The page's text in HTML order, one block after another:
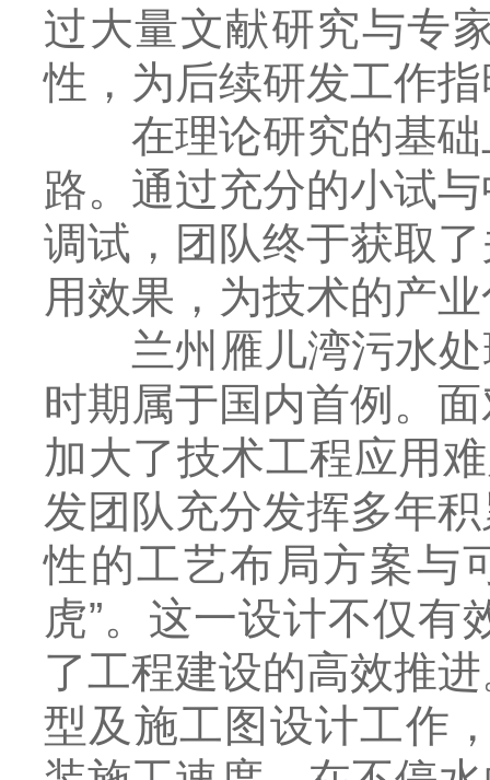
过大量文献研究与专
性，为后续研发工作
在理论研究的基础
路。通过充分的小试
调试，团队终于获取
用效果，为技术的产
兰州雁儿湾污水处
时期属于国内首例。
加大了技术工程应用
发团队充分发挥多年
性的工艺布局方案与
虎”。这一设计不仅
了工程建设的高效推
型及施工图设计工作